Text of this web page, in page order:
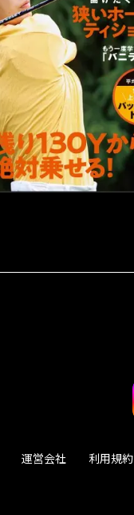
運営会社 利用規約